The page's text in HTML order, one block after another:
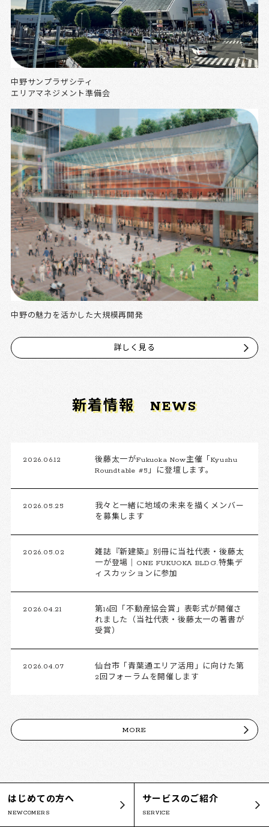
中野サンプラザシティ
エリアマネジメント準備会
中野の魅力を活かした大規模再開発
詳しく見る
新着情報 NEWS
2026.06.12
後藤太一がFukuoka Now主催「Kyushu
Roundtable #5」に登壇します。
2026.05.25
我々と一緒に地域の未来を描くメンバー
を募集します
2026.05.02
雑誌『新建築』別冊に当社代表・後藤太
一が登場｜ONE FUKUOKA BLDG.特集デ
ィスカッションに参加
2026.04.21
第16回「不動産協会賞」表彰式が開催さ
れました（当社代表・後藤太一の著書が
受賞）
2026.04.07
仙台市「青葉通エリア活用」に向けた第
2回フォーラムを開催します
MORE
はじめての方へ
NEWCOMERS
サービスのご紹介
SERVICE